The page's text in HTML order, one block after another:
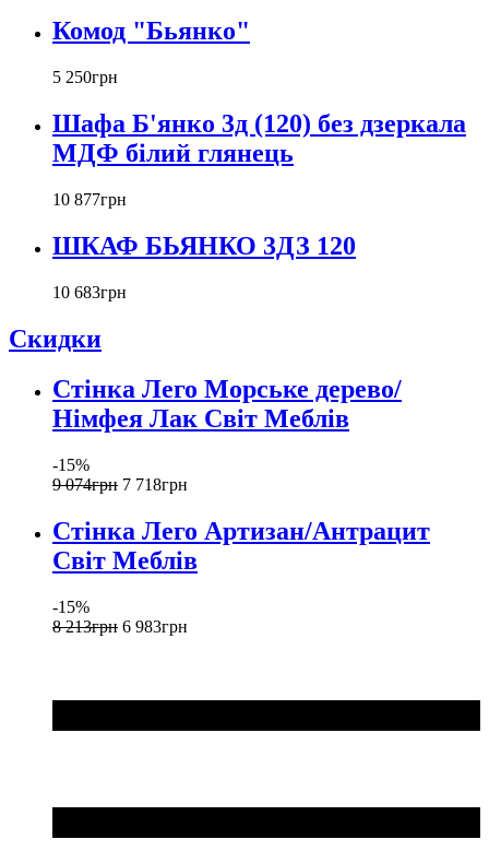
Комод "Бьянко"
5 250грн
Шафа Б'янко 3д (120) без дзеркала
МДФ білий глянець
10 877грн
ШКАФ БЬЯНКО 3ДЗ 120
10 683грн
Скидки
Стінка Лего Морське дерево/
Німфея Лак Світ Меблів
-15%
9 074грн 7 718грн
Стінка Лего Артизан/Антрацит
Світ Меблів
-15%
8 213грн 6 983грн